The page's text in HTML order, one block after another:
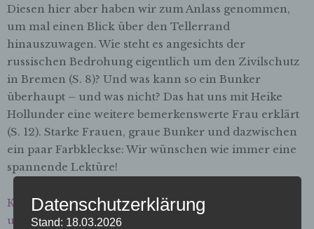
Diesen hier aber haben wir zum Anlass genommen,
um mal einen Blick über den Tellerrand
hinauszuwagen. Wie steht es angesichts der
russischen Bedrohung eigentlich um den Zivilschutz
in Bremen (S. 8)? Und was kann so ein Bunker
überhaupt – und was nicht? Das hat uns mit Heike
Hollunder eine weitere bemerkenswerte Frau erklärt
(S. 12). Starke Frauen, graue Bunker und dazwischen
ein paar Farbkleckse: Wir wünschen wie immer eine
spannende Lektüre!
Karolina Meyer-Schilf, Jan-Paul Koopmann
und das Team derZeitschrift der Straße
Datenschutzerklärung
Stand: 18.03.2026